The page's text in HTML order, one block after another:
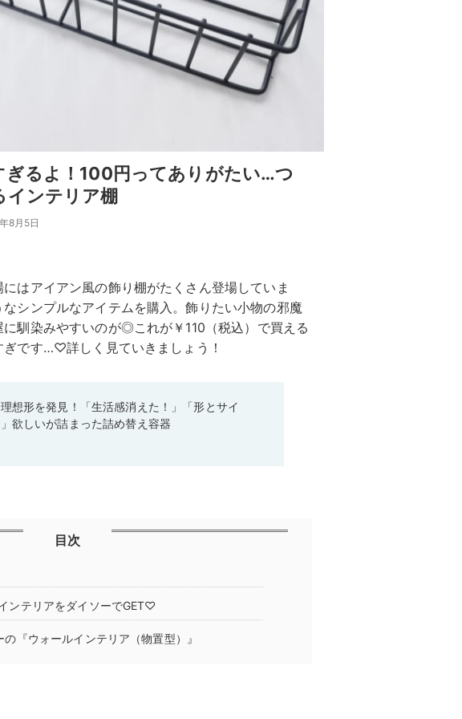
ぎるよ！100円ってありがたい…つ
インテリア棚
8月5日
はアイアン風の飾り棚がたくさん登場していま
シンプルなアイテムを購入。飾りたい小物の邪魔
馴染みやすいのが◎これが￥110（税込）で買える
です…♡詳しく見ていきましょう！
想形を発見！「生活感消えた！」「形とサイ
欲しいが詰まった詰め替え容器
目次
ンテリアをダイソーでGET♡
『ウォールインテリア（物置型）』